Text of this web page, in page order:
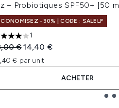
+ Probiotiques SPF50+ [50
-30% | CODE : SALELF
sur un maximum de 5
1
de vente :
€Prix ​​actuel :
14,40 €
€ par unit
ACHETER